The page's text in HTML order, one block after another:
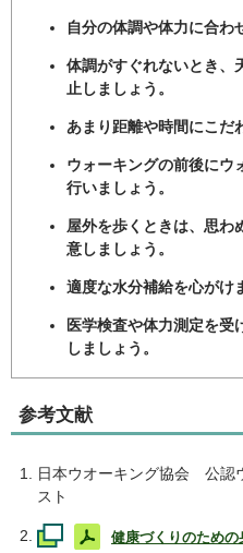
自分の体調や体力に合わ
体調がすぐれないとき、
止しましょう。
あまり距離や時間にこだ
ウォーキングの前後にウ
行いましょう。
屋外を歩くときは、思わ
意しましょう。
適度な水分補給を心がけ
医学検査や体力測定を受
しましょう。
参考文献
日本ウオーキング協会 公認
スト
健康づくりのため